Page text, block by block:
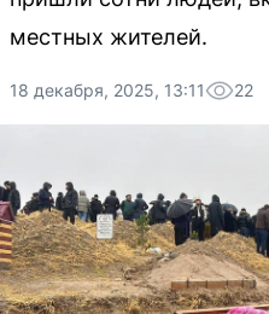
местных жителей.
18 декабря, 2025, 13:11 22